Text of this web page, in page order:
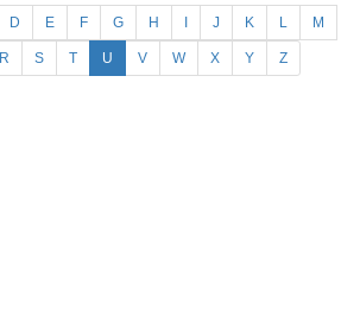
D E F G H J K L M
R S T U V W X Y Z